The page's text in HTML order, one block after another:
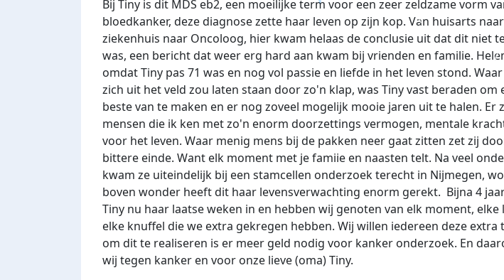
Bij Tiny is dit MDS eb2, een moeilijke term voor een zeer zeldzame vorm
bloedkanker, deze diagnose zette haar leven op zijn kop. Van huisarts naar
ziekenhuis naar Oncoloog, hier kwam helaas de conclusie uit dat dit niet
was, een bericht dat weer erg hard aan kwam bij vrienden en familie.
omdat Tiny pas 71 was en nog vol passie en liefde in het leven stond.
zich uit het veld zou laten staan door zo'n klap, was Tiny vast beraden om
beste van te maken en er nog zoveel mogelijk mooie jaren uit te halen. Er
mensen die ik ken met zo'n enorm doorzettings vermogen, mentale
voor het leven. Waar menig mens bij de pakken neer gaat zitten zet zij
bittere einde. Want elk moment met je famiie en naasten telt. Na veel
kwam ze uiteindelijk bij een stamcellen onderzoek terecht in Nijmegen,
boven wonder heeft dit haar levensverwachting enorm gerekt. Bijna 4
Tiny nu haar laatse weken in en hebben wij genoten van elk moment, elke
elke knuffel die we extra gekregen hebben. Wij willen iedereen deze extra
om dit te realiseren is er meer geld nodig voor kanker onderzoek. En
wij tegen kanker en voor onze lieve (oma) Tiny.